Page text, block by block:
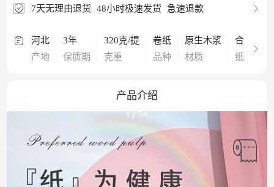
7天无理由退货 48小时极速发货 急速退款
河北
产地
3年
保质期
320克/提
克重
卷纸
品种
原生木浆
材质
合格品
纸品等级
产品介绍